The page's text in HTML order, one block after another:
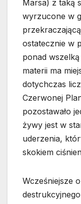
Marsa) z taką
wyrzucone w
ostatecznie w
ponad
materii ma
dotychczas
Czerwonej
pozostawało
żywy jest w
uderzenia,
skokiem
Wcześniejsze